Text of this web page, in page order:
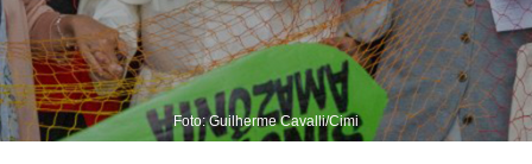
Foto: Guilherme Cavalli/Cimi